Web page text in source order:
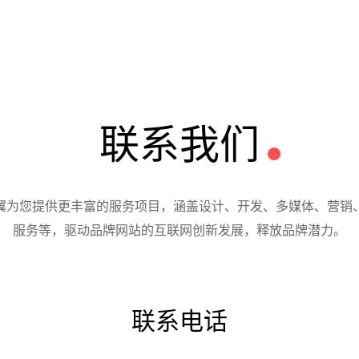
联系我们
为您提供更丰富的服务项目，涵盖设计、开发、多媒体、营销
服务等，驱动品牌网站的互联网创新发展，释放品牌潜力。
联系电话